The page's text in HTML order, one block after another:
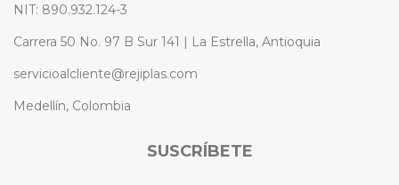
NIT: 890.932.124-3
Carrera 50 No. 97 B Sur 141 | La Estrella, Antioquia
servicioalcliente@rejiplas.com
Medellín, Colombia
SUSCRÍBETE